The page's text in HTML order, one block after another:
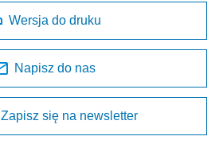
Wersja do druku
Napisz do nas
Zapisz się na newsletter